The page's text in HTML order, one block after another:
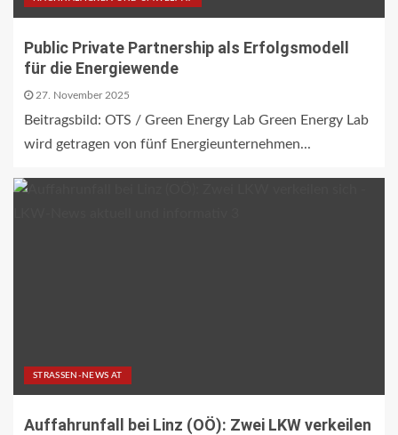
Public Private Partnership als Erfolgsmodell
für die Energiewende
27. November 2025
Beitragsbild: OTS / Green Energy Lab Green Energy Lab
wird getragen von fünf Energieunternehmen...
STRASSEN-NEWS AT
Auffahrunfall bei Linz (OÖ): Zwei LKW verkeilen